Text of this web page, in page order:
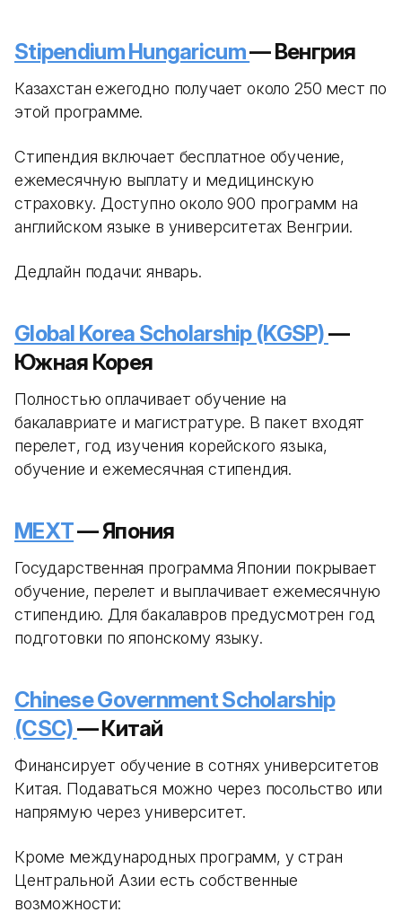
Stipendium Hungaricum— Венгрия
Казахстан ежегодно получает около 250 мест по
этой программе.
Стипендия включает бесплатное обучение,
ежемесячную выплату и медицинскую
страховку. Доступно около 900 программ на
английском языке в университетах Венгрии.
Дедлайн подачи: январь.
Global Korea Scholarship (KGSP)—
Южная Корея
Полностью оплачивает обучение на
бакалавриате и магистратуре. В пакет входят
перелет, год изучения корейского языка,
обучение и ежемесячная стипендия.
MEXT— Япония
Государственная программа Японии покрывает
обучение, перелет и выплачивает ежемесячную
стипендию. Для бакалавров предусмотрен год
подготовки по японскому языку.
Chinese Government Scholarship
(CSC)— Китай
Финансирует обучение в сотнях университетов
Китая. Подаваться можно через посольство или
напрямую через университет.
Кроме международных программ, у стран
Центральной Азии есть собственные
возможности: